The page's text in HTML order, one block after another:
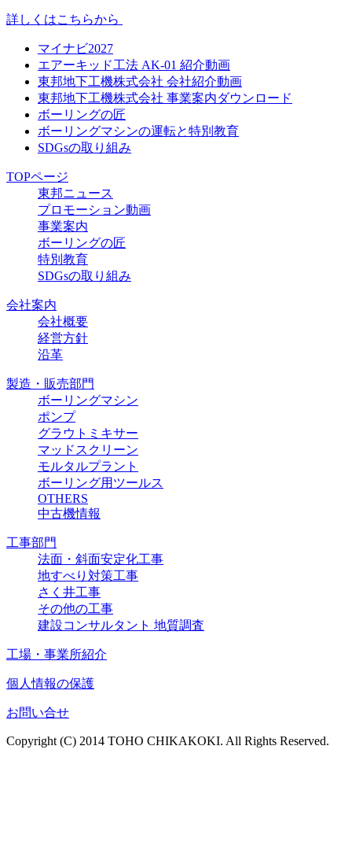
詳しくはこちらから
マイナビ2027
エアーキッド工法 AK-01 紹介動画
東邦地下工機株式会社 会社紹介動画
東邦地下工機株式会社 事業案内ダウンロード
ボーリングの匠
ボーリングマシンの運転と特別教育
SDGsの取り組み
TOPページ
東邦ニュース
プロモーション動画
事業案内
ボーリングの匠
特別教育
SDGsの取り組み
会社案内
会社概要
経営方針
沿革
製造・販売部門
ボーリングマシン
ポンプ
グラウトミキサー
マッドスクリーン
モルタルプラント
ボーリング用ツールス
OTHERS
中古機情報
工事部門
法面・斜面安定化工事
地すべり対策工事
さく井工事
その他の工事
建設コンサルタント 地質調査
工場・事業所紹介
個人情報の保護
お問い合せ
Copyright (C) 2014 TOHO CHIKAKOKI. All Rights Reserved.